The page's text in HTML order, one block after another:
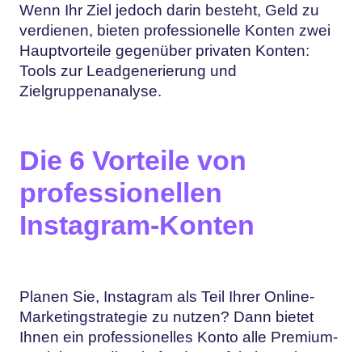
Wenn Ihr Ziel jedoch darin besteht, Geld zu
verdienen, bieten professionelle Konten zwei
Hauptvorteile gegenüber privaten Konten:
Tools zur Leadgenerierung und
Zielgruppenanalyse.
Die 6 Vorteile von
professionellen
Instagram-Konten
Planen Sie, Instagram als Teil Ihrer Online-
Marketingstrategie zu nutzen? Dann bietet
Ihnen ein professionelles Konto alle Premium-